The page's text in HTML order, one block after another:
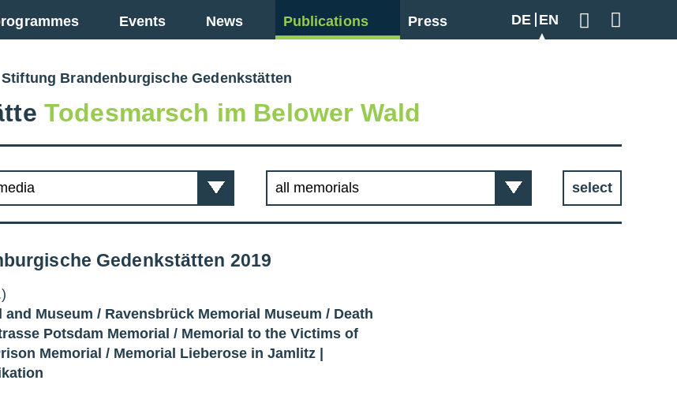
Events News Publications Press DE EN
Stiftung Brandenburgische Gedenkstätten
Todesmarsch im Belower Wald
select
Gedenkstätten 2019
and Museum / Ravensbrück Memorial Museum / Death
Potsdam Memorial / Memorial to the Victims of
Memorial / Memorial Lieberose in Jamlitz |